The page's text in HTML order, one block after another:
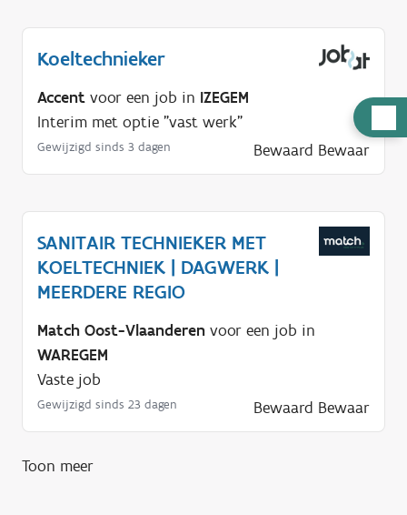
u
n
o
d
Koeltechnieker
Accent voor een job in IZEGEM
Interim met optie "vast werk"
Gewijzigd sinds 3 dagen Bewaard Bewaar
SANITAIR TECHNIEKER MET
KOELTECHNIEK | DAGWERK |
MEERDERE REGIO
Match Oost-Vlaanderen voor een job in
WAREGEM
Vaste job
Gewijzigd sinds 23 dagen Bewaard Bewaar
Toon meer